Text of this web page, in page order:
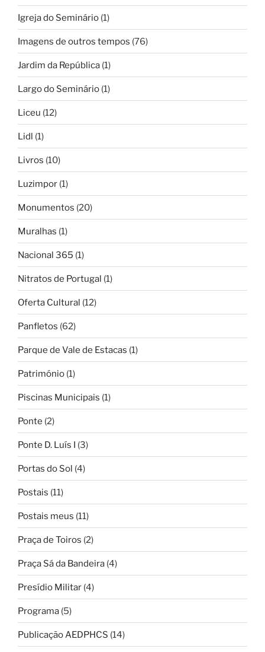
Igreja do Seminário (1)
Imagens de outros tempos (76)
Jardim da República (1)
Largo do Seminário (1)
Liceu (12)
Lidl (1)
Livros (10)
Luzimpor (1)
Monumentos (20)
Muralhas (1)
Nacional 365 (1)
Nitratos de Portugal (1)
Oferta Cultural (12)
Panfletos (62)
Parque de Vale de Estacas (1)
Património (1)
Piscinas Municipais (1)
Ponte (2)
Ponte D. Luís I (3)
Portas do Sol (4)
Postais (11)
Postais meus (11)
Praça de Toiros (2)
Praça Sá da Bandeira (4)
Presídio Militar (4)
Programa (5)
Publicação AEDPHCS (14)